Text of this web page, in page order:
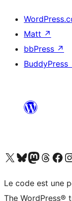
Matt ↗
bbPress ↗
BuddyPress
Visit our X (formerly Twitter) account
Visitez notre compte Bluesky
Visit our Mastodon account
Visitez notre
Visit our
Le code est une
The WordPress®